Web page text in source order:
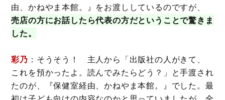
由、かねやま本館。』をお渡ししているのですが、
売店の方にお話したら代表の方だということで驚きま
した。
彩乃 ：そうそう！ 主人から「出版社の人がきて、
これを預かったよ。読んでみたらどう？」と手渡され
たのが、『保健室経由、かねやま本館。』でした。最